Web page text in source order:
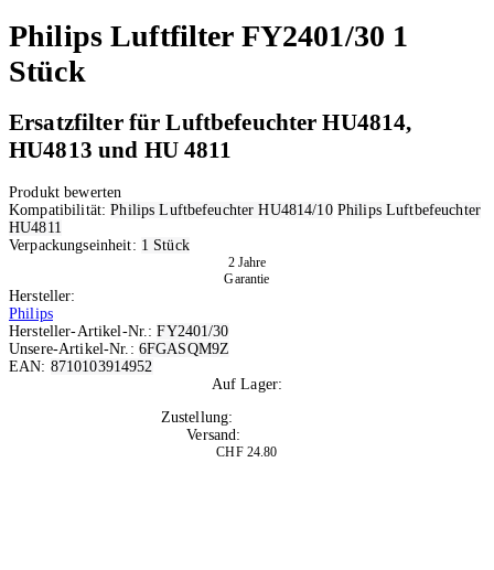
PhilipsLuftfilter FY2401/30 1
Stück
Ersatzfilter für Luftbefeuchter HU4814,
HU4813 und HU 4811
Produkt bewerten
Kompatibilität:Philips Luftbefeuchter HU4814/10 Philips Luftbefeuchter
HU4811
Verpackungseinheit: 1 Stück
2 Jahre
Garantie
Hersteller:
Philips
Hersteller-Artikel-Nr.:FY2401/30
Unsere-Artikel-Nr.: 6FGASQM9Z
EAN: 8710103914952
Auf Lager:
Zustellung:
Versand:
CHF 24.80